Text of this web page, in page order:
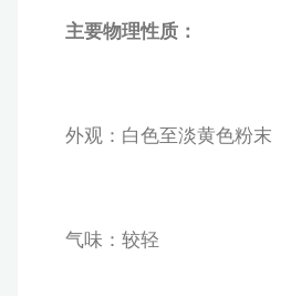
主要物理性质：
外观：白色至淡黄色粉末
气味：较轻